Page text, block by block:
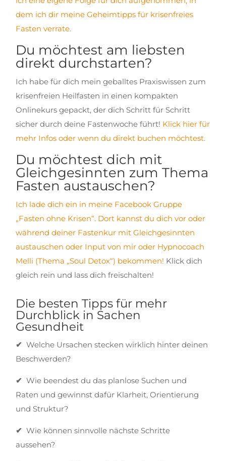
dem ich dir meine Geheimtipps für krisenfreies
Fasten verrate.
Du möchtest am liebsten
direkt durchstarten?
Ich habe für dich mein geballtes Praxiswissen zum
krisenfreien Heilfasten in einen kompakten
Onlinekurs gepackt, der dich Schritt für Schritt
sicher durch deine Fastenwoche führt! Klick hier für
mehr Infos oder wenn du direkt buchen möchtest.
Du möchtest dich mit
Gleichgesinnten zum Thema
Fasten austauschen?
Ich lade dich ein in meine Facebook Gruppe
„Fasten ohne Krisen“. Dort kannst du dich vor oder
während deiner Fastenkur mit Gleichgesinnten
austauschen oder Input von mir oder Hypnocoach
Melli (Thema „Soul Detox“) bekommen! Klick dich
gleich rein und lass dich freischalten!
Die besten Tipps für mehr
Durchblick in Sachen
Gesundheit
✔ Welche Ursachen stecken wirklich hinter deinen
Beschwerden?
✔ Wie beendest du das planlose Suchen und
Raten und gewinnst dafür Klarheit, Orientierung
und Struktur?
✔ Wie können sinnvolle nächste Schritte
aussehen?